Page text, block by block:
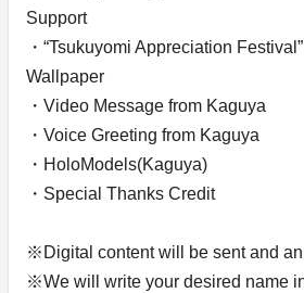
Support
・“Tsukuyomi Appreciation
Wallpaper
・Video Message from Kaguya
・Voice Greeting from Kaguya
・HoloModels(Kaguya)
・Special Thanks Credit
※Digital content will be sent and
※We will write your desired name